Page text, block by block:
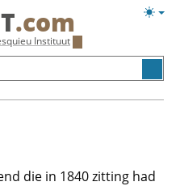
.com
Instituut
die in 1840 zitting had